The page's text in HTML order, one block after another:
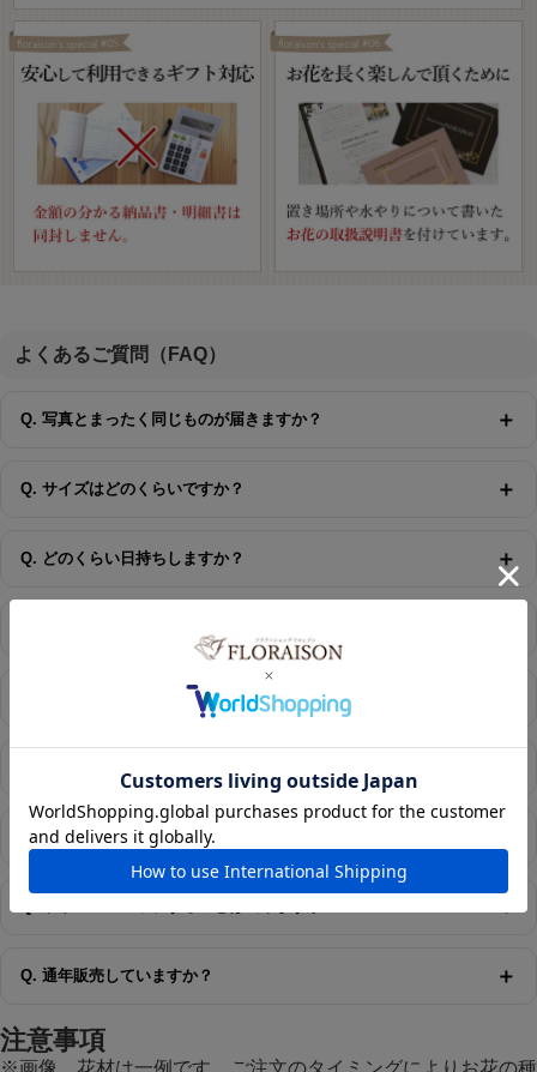
よくあるご質問（FAQ）
Q. 写真とまったく同じものが届きますか？ ＋
Q. サイズはどのくらいですか？ ＋
Q. どのくらい日持ちしますか？ ＋
Q. 暑い時期でも大丈夫ですか？
Q. お水やりは必要ですか？
＋
Q. 通年販売していますか？ ＋
注意事項